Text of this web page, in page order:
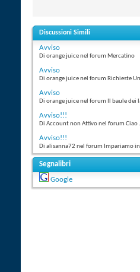
Discussioni Simili
Avviso
Di orange juice nel forum Mercatino
Avviso
Di orange juice nel forum Richieste
Avviso
Di orange juice nel forum Il baule dei
Avviso!!!
Di Account non Attivo nel forum Ciao
Avviso!!!
Di alisanna72 nel forum Impariamo
Segnalibri
Google